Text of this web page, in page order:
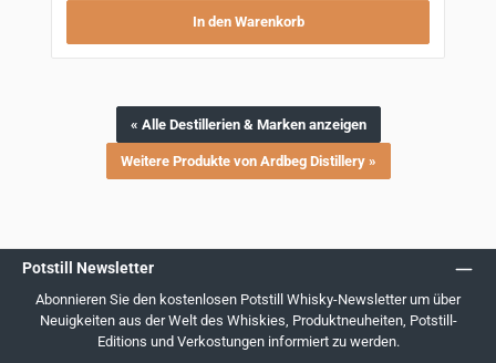
In den Warenkorb
« Alle Destillerien & Marken anzeigen
Weitere Produkte von Ardbeg Distillery »
Potstill Newsletter
Abonnieren Sie den kostenlosen Potstill Whisky-Newsletter um über
Neuigkeiten aus der Welt des Whiskies, Produktneuheiten, Potstill-
Editions und Verkostungen informiert zu werden.